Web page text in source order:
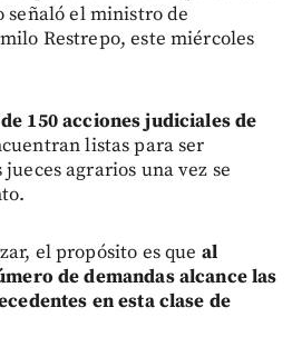
señaló el ministro de
Restrepo, este miércoles
150 acciones judiciales de
listas para ser
agrarios una vez se
el propósito es que al
de demandas alcance las
en esta clase de